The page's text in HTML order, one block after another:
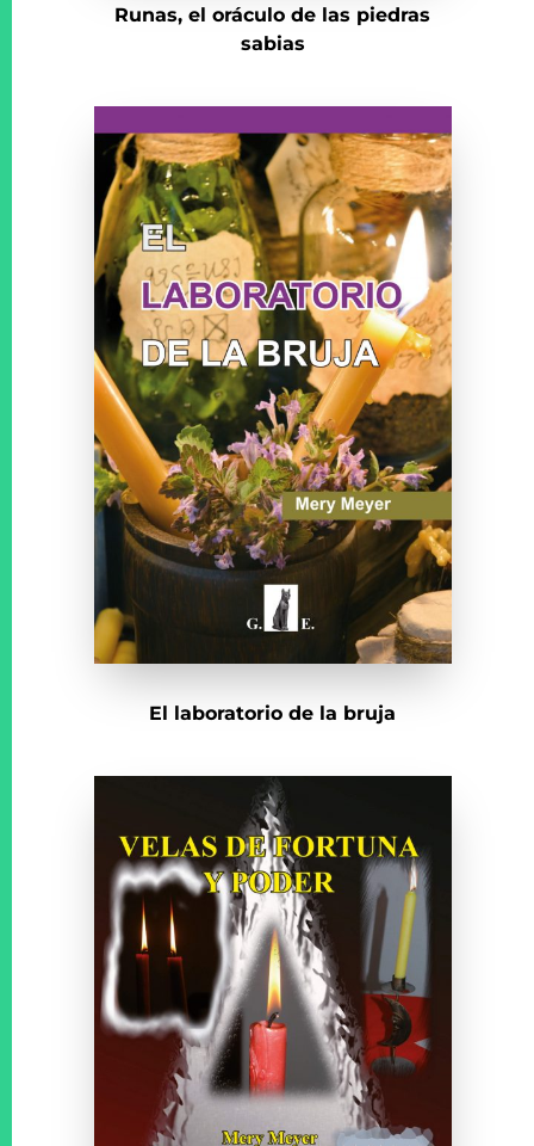
Runas, el oráculo de las piedras
sabias
El laboratorio de la bruja